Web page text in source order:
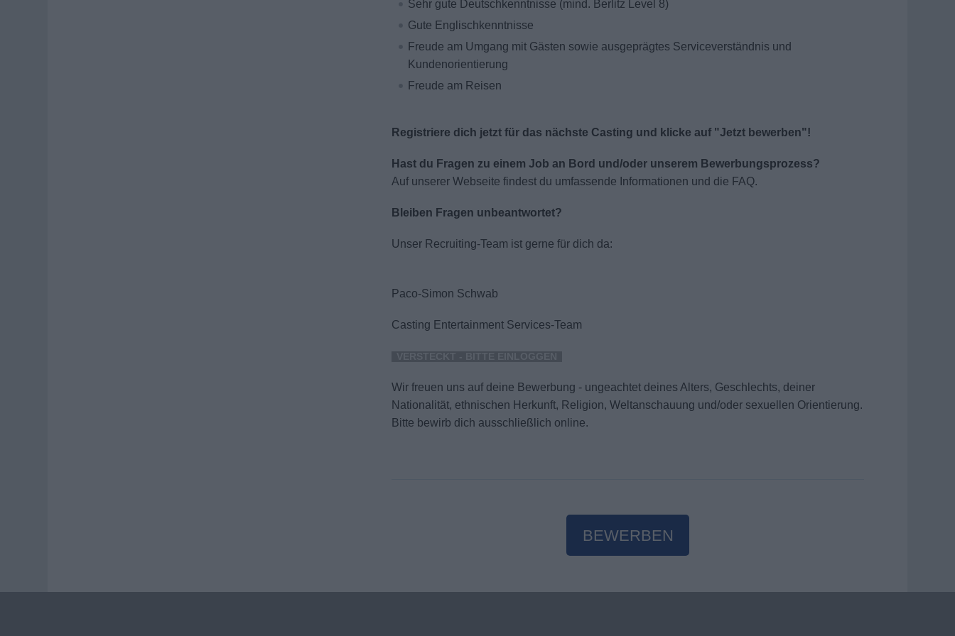
Sehr gute Deutschkenntnisse (mind. Berlitz Level 8)
Gute Englischkenntnisse
Freude am Umgang mit Gästen sowie ausgeprägtes Serviceverständnis und
Kundenorientierung
Freude am Reisen
Registriere dich jetzt für das nächste Casting und klicke auf "Jetzt bewerben"!
Hast du Fragen zu einem Job an Bord und/oder unserem Bewerbungsprozess?
Auf unserer Webseite findest du umfassende Informationen und die FAQ.
Bleiben Fragen unbeantwortet?
Unser Recruiting-Team ist gerne für dich da:
Paco-Simon Schwab
Casting Entertainment Services-Team
Wir freuen uns auf deine Bewerbung - ungeachtet deines Alters, Geschlechts, deiner
Nationalität, ethnischen Herkunft, Religion, Weltanschauung und/oder sexuellen Orientierung.
Bitte bewirb dich ausschließlich online.
BEWERBEN